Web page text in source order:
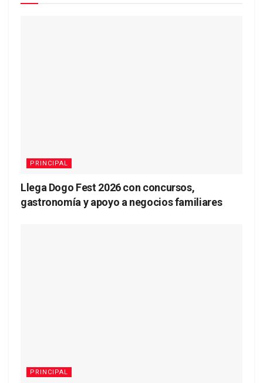
PRINCIPAL
Llega Dogo Fest 2026 con concursos,
gastronomía y apoyo a negocios familiares
PRINCIPAL